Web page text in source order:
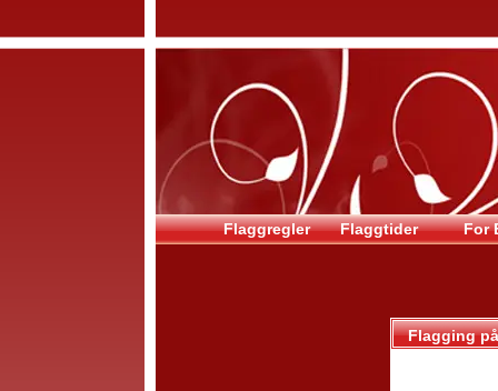
Flaggregler Flaggtider For
Flagging